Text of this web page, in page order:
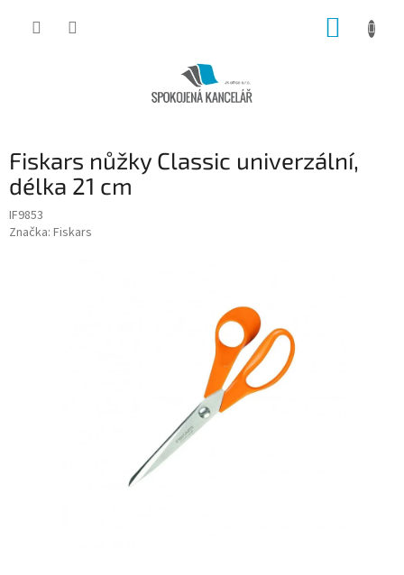
Fiskars nůžky Classic univerzální,
délka 21 cm
IF9853
Značka: Fiskars